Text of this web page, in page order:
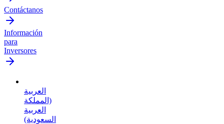
Contáctanos
Información
para
Inversores
العربية
(المملكة
العربية
السعودية)